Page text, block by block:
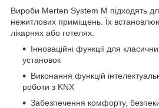
Вироби Merten System M підходять
нежитлових приміщень. Їх
лікарнях або готелях.
Інноваційні функції для
установок
Виконання функцій
роботи з KNX
Забезпечення комфорту,